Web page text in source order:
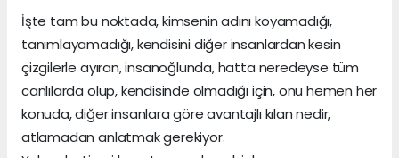
İşte tam bu noktada, kimsenin adını koyamadığı,
tanımlayamadığı, kendisini diğer insanlardan kesin
çizgilerle ayıran, insanoğlunda, hatta neredeyse tüm
canlılarda olup, kendisinde olmadığı için, onu hemen her
konuda, diğer insanlara göre avantajlı kılan nedir,
atlamadan anlatmak gerekiyor.